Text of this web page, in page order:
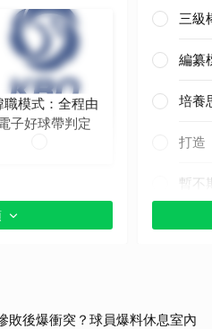
職模式：全程由
子好球帶判定
三級
編纂
培養
打造
暫不
敗後爆衝突？球員爆料休息室內